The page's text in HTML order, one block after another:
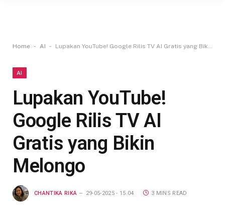
Home - AI - Lupakan YouTube! Google Rilis TV AI Gratis yang Bikin Melongo
AI
Lupakan YouTube!
Google Rilis TV AI
Gratis yang Bikin
Melongo
CHANTIKA RIKA 29-05-2025 - 15.04 3 MINS READ